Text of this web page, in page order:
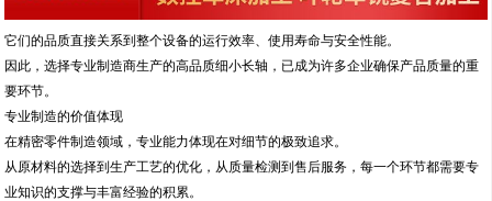
它们的品质直接关系到整个设备的运行效率、使用寿命与安全性能。
因此，选择专业制造商生产的高品质细小长轴，已成为许多企业确保产品质量的重
要环节。
专业制造的价值体现
在精密零件制造领域，专业能力体现在对细节的极致追求。
从原材料的选择到生产工艺的优化，从质量检测到售后服务，每一个环节都需要专
业知识的支撑与丰富经验的积累。